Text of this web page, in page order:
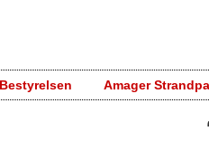
Bestyrelsen Amager